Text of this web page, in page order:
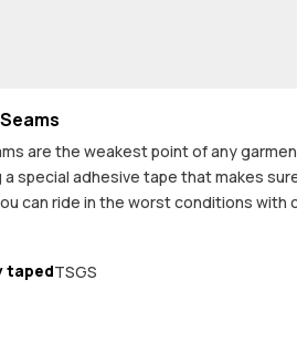
are the weakest point of any
a special adhesive tape that makes
can ride in the worst conditions with
tapedTSGS